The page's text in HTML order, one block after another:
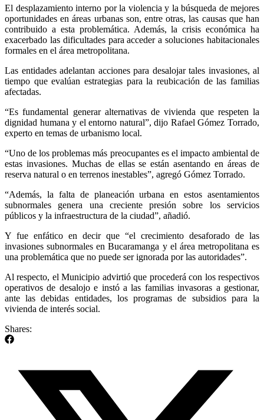
El desplazamiento interno por la violencia y la búsqueda de mejores
oportunidades en áreas urbanas son, entre otras, las causas que han
contribuido a esta problemática. Además, la crisis económica ha
exacerbado las dificultades para acceder a soluciones habitacionales
formales en el área metropolitana.
Las entidades adelantan acciones para desalojar tales invasiones, al
tiempo que evalúan estrategias para la reubicación de las familias
afectadas.
“Es fundamental generar alternativas de vivienda que respeten la
dignidad humana y el entorno natural”, dijo Rafael Gómez Torrado,
experto en temas de urbanismo local.
“Uno de los problemas más preocupantes es el impacto ambiental de
estas invasiones. Muchas de ellas se están asentando en áreas de
reserva natural o en terrenos inestables”, agregó Gómez Torrado.
“Además, la falta de planeación urbana en estos asentamientos
subnormales genera una creciente presión sobre los servicios
públicos y la infraestructura de la ciudad”, añadió.
Y fue enfático en decir que “el crecimiento desaforado de las
invasiones subnormales en Bucaramanga y el área metropolitana es
una problemática que no puede ser ignorada por las autoridades”.
Al respecto, el Municipio advirtió que procederá con los respectivos
operativos de desalojo e instó a las familias invasoras a gestionar,
ante las debidas entidades, los programas de subsidios para la
vivienda de interés social.
Shares: